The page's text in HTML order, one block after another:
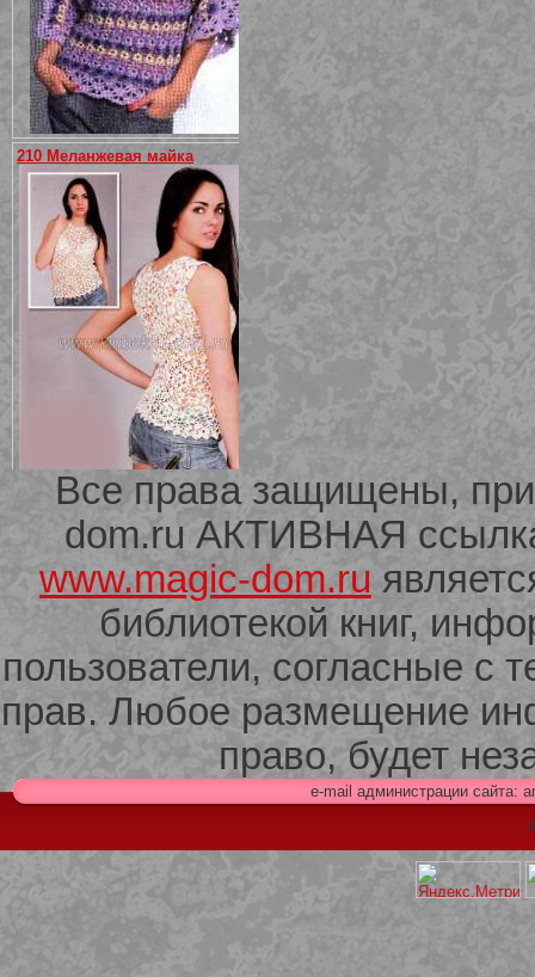
210 Меланжевая майка
209 Белая кофта из ленточного
Все права защищены,
dom.ru АКТИВНАЯ ссылка
www.magic-dom.ru
библиотекой книг,
пользователи, согласные с
прав. Любое размещение
право, будет
e-mail администрации сайта: